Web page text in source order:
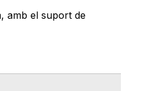
amb el suport de